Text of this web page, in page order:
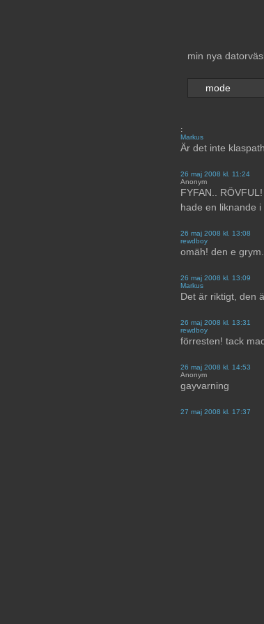
min nya
mode
:
Markus
Är det inte
26 maj 2008 kl. 11:24
Anonym
FYFAN..
hade en liknande i
26 maj 2008 kl. 13:08
rewdboy
omäh! den e
26 maj 2008 kl. 13:09
Markus
Det är riktigt, den
26 maj 2008 kl. 13:31
rewdboy
förresten! tack
26 maj 2008 kl. 14:53
Anonym
gayvarning
27 maj 2008 kl. 17:37